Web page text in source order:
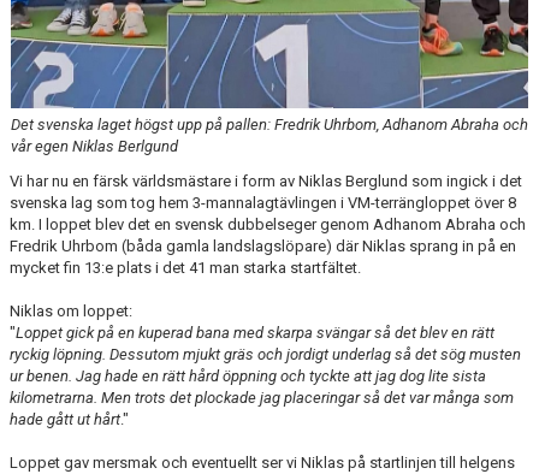
ANTIDOPING
Det svenska laget högst upp på pallen: Fredrik Uhrbom, Adhanom Abraha och
vår egen Niklas Berlgund
Vi har nu en färsk världsmästare i form av Niklas Berglund som ingick i det
svenska lag som tog hem 3-mannalagtävlingen i VM-terrängloppet över 8
km. I loppet blev det en svensk dubbelseger genom Adhanom Abraha och
Fredrik Uhrbom (båda gamla landslagslöpare) där Niklas sprang in på en
mycket fin 13:e plats i det 41 man starka startfältet.
Niklas om loppet:
"Loppet gick på en kuperad bana med skarpa svängar så det blev en rätt
ryckig löpning. Dessutom mjukt gräs och jordigt underlag så det sög musten
ur benen. Jag hade en rätt hård öppning och tyckte att jag dog lite sista
kilometrarna. Men trots det plockade jag placeringar så det var många som
hade gått ut hårt."
Loppet gav mersmak och eventuellt ser vi Niklas på startlinjen till helgens